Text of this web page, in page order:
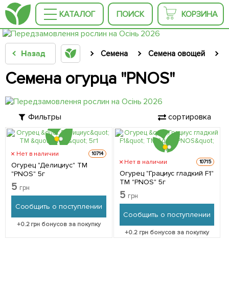
КАТАЛОГ ПОИСК КОРЗИНА
Назад Семена Семена овощей
Семена огурца "PNOS"
Фильтры сортировка
Нет в наличии 10714
Огурец "Делициус" ТМ
"PNOS" 5г
5 грн
Сообщить о поступлении
+0.2грн бонусов за покупку
Нет в наличии 10715
Огурец "Грациус гладкий F1"
ТМ "PNOS" 5г
5 грн
Сообщить о поступлении
+0.2 грн бонусов за покупку